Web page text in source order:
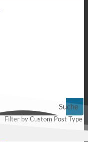
Suche
Filter by Custom Post Type